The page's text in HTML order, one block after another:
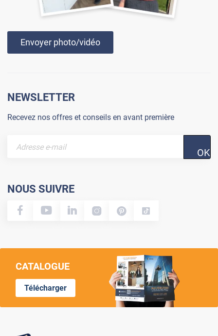
Envoyer photo/vidéo
NEWSLETTER
Recevez nos offres et conseils en avant première
OK
NOUS SUIVRE
CATALOGUE
Télécharger